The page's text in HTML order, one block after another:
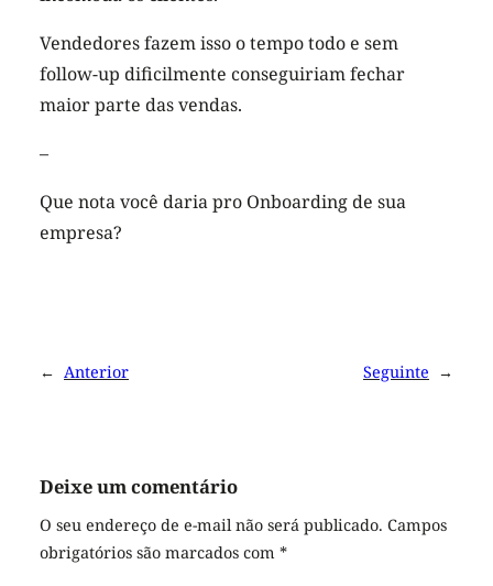
Vendedores fazem isso o tempo todo e sem
follow-up dificilmente conseguiriam fechar
maior parte das vendas.
–
Que nota você daria pro Onboarding de sua
empresa?
← Anterior Seguinte →
Deixe um comentário
O seu endereço de e-mail não será publicado. Campos
obrigatórios são marcados com *